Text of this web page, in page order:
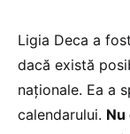
Ligia Deca a
dacă există
naționale. Ea a
calendarului. Nu